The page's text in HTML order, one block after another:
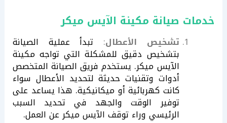
خدمات صيانة مكينة الآيس ميكر
تشخيص الأعطال: تبدأ عملية الصيانة
بتشخيص دقيق للمشكلة التي تواجه مكينة
الآيس ميكر. يستخدم فريق الصيانة المتخصص
أدوات وتقنيات حديثة لتحديد الأعطال سواء
كانت كهربائية أو ميكانيكية. هذا يساعد على
توفير الوقت والجهد في تحديد السبب
الرئيسي وراء توقف الآيس ميكر عن العمل.